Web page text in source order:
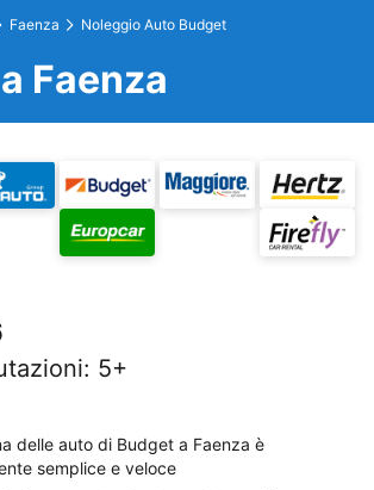
Faenza Noleggio Auto Budget
Faenza
: 5+
delle auto di Budget a Faenza è
semplice e veloce